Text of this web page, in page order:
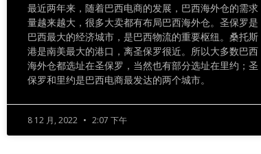
最近两年来，随着巴西电商的发展，巴西海外仓的需求
量越来越大，很多大卖都有布局巴西海外仓。圣保罗是
巴西最大的经济城市，是巴西物流的重要枢纽。桑托斯
港是南美最大的港口，离圣保罗很近。所以大多数巴西
海外仓都选址在圣保罗，当然也有部分选址在里约；圣
保罗和里约是巴西电商最发达的两个城市。
8 12 月, 2022 2:07 下午